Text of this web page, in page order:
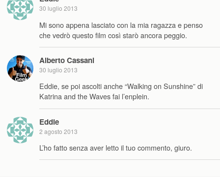
30 luglio 2013
Mi sono appena lasciato con la mia ragazza e penso
che vedrò questo film così starò ancora peggio.
Alberto Cassani
30 luglio 2013
Eddie, se poi ascolti anche “Walking on Sunshine” di
Katrina and the Waves fai l’enplein.
Eddie
2 agosto 2013
L’ho fatto senza aver letto il tuo commento, giuro.